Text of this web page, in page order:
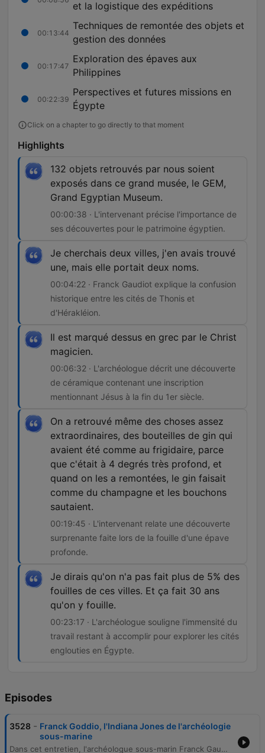
et la logistique des expéditions
00:13:44
Techniques de remontée des objets et
gestion des données
00:17:47
Exploration des épaves aux
Philippines
00:22:39
Perspectives et futures missions en
Égypte
Click on a chapter to go directly to that moment
Highlights
132 objets retrouvés par nous soient
exposés dans ce grand musée, le GEM,
Grand Egyptian Museum.
00:00:38 · L'intervenant précise l'importance de
ses découvertes pour le patrimoine égyptien.
Je cherchais deux villes, j'en avais trouvé
une, mais elle portait deux noms.
00:04:22 · Franck Gaudiot explique la confusion
historique entre les cités de Thonis et
d'Hérakléion.
Il est marqué dessus en grec par le Christ
magicien.
00:06:32 · L'archéologue décrit une découverte
de céramique contenant une inscription
mentionnant Jésus à la fin du 1er siècle.
On a retrouvé même des choses assez
extraordinaires, des bouteilles de gin qui
avaient été comme au frigidaire, parce
que c'était à 4 degrés très profond, et
quand on les a remontées, le gin faisait
comme du champagne et les bouchons
sautaient.
00:19:45 · L'intervenant relate une découverte
surprenante faite lors de la fouille d'une épave
profonde.
Je dirais qu'on n'a pas fait plus de 5% des
fouilles de ces villes. Et ça fait 30 ans
qu'on y fouille.
00:23:17 · L'archéologue souligne l'immensité du
travail restant à accomplir pour explorer les cités
englouties en Égypte.
Episodes
3528 - Franck Goddio, l'Indiana Jones de l'archéologie
sous-marine
Dans cet entretien, l'archéologue sous-marin Franck Gaudiot présente ses découvertes de villes englouties en Égypte, notamment à la baie d'Aboukir, et explique les méthodes scientifiques utilisées pour localiser et extraire des vestiges antiques. Il détaille également les techniques de récupération d'objets, allant de l'usage de grues à celui de ballons, ainsi que ses explorations d'épaves aux Philippines.